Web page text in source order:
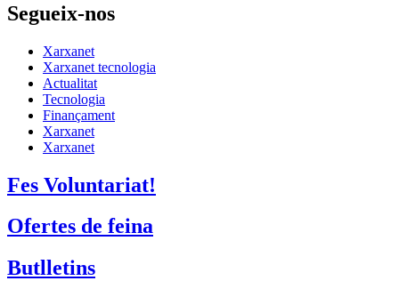
Segueix-nos
Xarxanet
Xarxanet tecnologia
Actualitat
Tecnologia
Finançament
Xarxanet
Xarxanet
Fes Voluntariat!
Ofertes de feina
Butlletins